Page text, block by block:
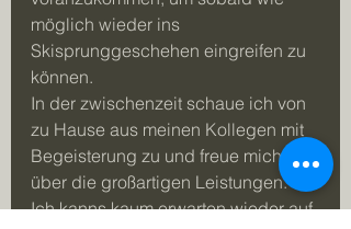
möglich wieder ins
Skisprunggeschehen eingreifen zu
können.
In der zwischenzeit schaue ich von
zu Hause aus meinen Kollegen mit
Begeisterung zu und freue mich
über die großartigen Leistungen.
Ich kanns kaum erwarten wieder auf